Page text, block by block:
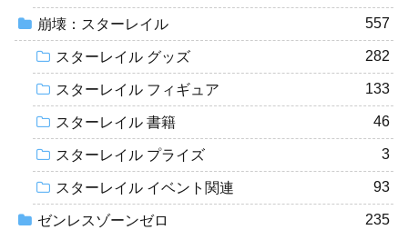
崩壊：スターレイル 557
スターレイル グッズ 282
スターレイル フィギュア 133
スターレイル 書籍 46
スターレイル プライズ 3
スターレイル イベント関連 93
ゼンレスゾーンゼロ 235